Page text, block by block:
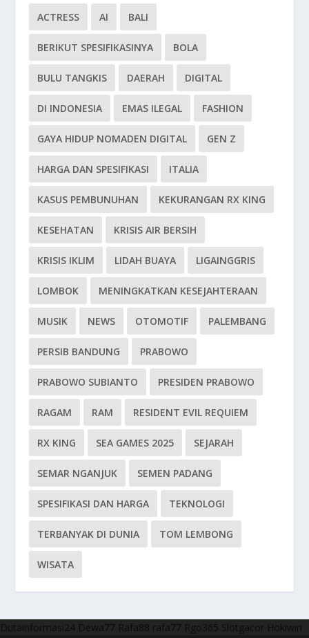
ACTRESS AI BALI
BERIKUT SPESIFIKASINYA BOLA
BULU TANGKIS DAERAH DIGITAL
DI INDONESIA EMAS ILEGAL FASHION
GAYA HIDUP NOMADEN DIGITAL GEN Z
HARGA DAN SPESIFIKASI ITALIA
KASUS PEMBUNUHAN KEKURANGAN RX KING
KESEHATAN KRISIS AIR BERSIH
KRISIS IKLIM LIDAH BUAYA LIGAINGGRIS
LOMBOK MENINGKATKAN KESEJAHTERAAN
MUSIK NEWS OTOMOTIF PALEMBANG
PERSIB BANDUNG PRABOWO
PRABOWO SUBIANTO PRESIDEN PRABOWO
RAGAM RAM RESIDENT EVIL REQUIEM
RX KING SEA GAMES 2025 SEJARAH
SEMAR NGANJUK SEMEN PADANG
SPESIFIKASI DAN HARGA TEKNOLOGI
TERBANYAK DI DUNIA TOM LEMBONG
WISATA
Dutainformasi24 Dewa77 Rafa88 rafa77 Rgo365 Slotgacor Hokiwin